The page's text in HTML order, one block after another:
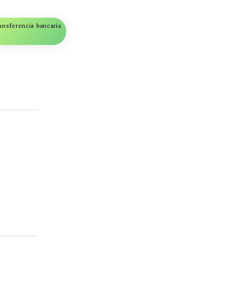
bancaria